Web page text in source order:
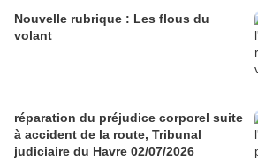
Nouvelle rubrique : Les flous du
volant
réparation du préjudice corporel suite
à accident de la route, Tribunal
judiciaire du Havre 02/07/2026